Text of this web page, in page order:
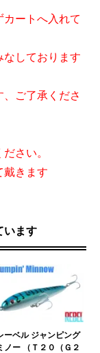
ートへ入れて
しております
ご了承くださ
さい。
戴きます
います
ーベル ジャンピング
ノー （Ｔ２０（Ｇ２